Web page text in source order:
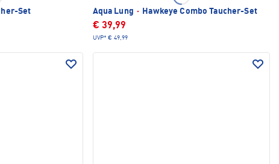
Set Aqua Lung · Hawkeye Combo Taucher-Set
€ 39,99
UVP* € 49,99